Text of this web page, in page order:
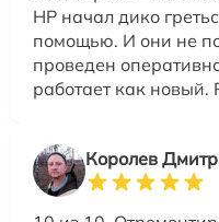
HP начал дико
помощью. И они не
проведен
работает как
Королев